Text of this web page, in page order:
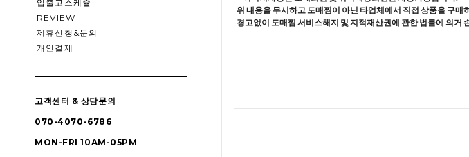
입출고스케쥴
REVIEW
제휴신청&문의
개인결제
고객센터 & 상담문의
070-4070-6786
MON-FRI 10AM-05PM
위 내용을 무시하고 도매찜이 아닌 타업체에서 직접 상품을 구매
경고없이 도매찜 서비스해지 및 지적재산권에 관한 법률에 의거